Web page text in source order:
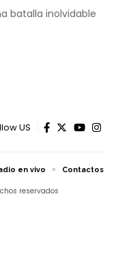
batalla inolvidable
US
reservados
en vivo Contactos